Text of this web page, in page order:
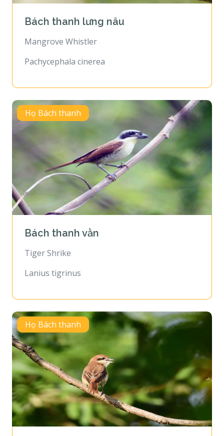
Bách thanh lưng nâu
Mangrove Whistler
Pachycephala cinerea
Họ Bách thanh
Bách thanh vằn
Tiger Shrike
Lanius tigrinus
Họ Bách thanh